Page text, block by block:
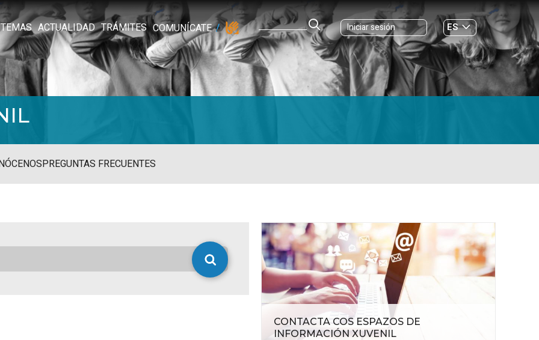
TEMAS ACTUALIDAD TRÁMITES COMUNÍCATE Iniciar sesión
ES
GL
PREGUNTAS FRECUENTES
CONTACTA COS ESPAZOS DE
INFORMACIÓN XUVENIL